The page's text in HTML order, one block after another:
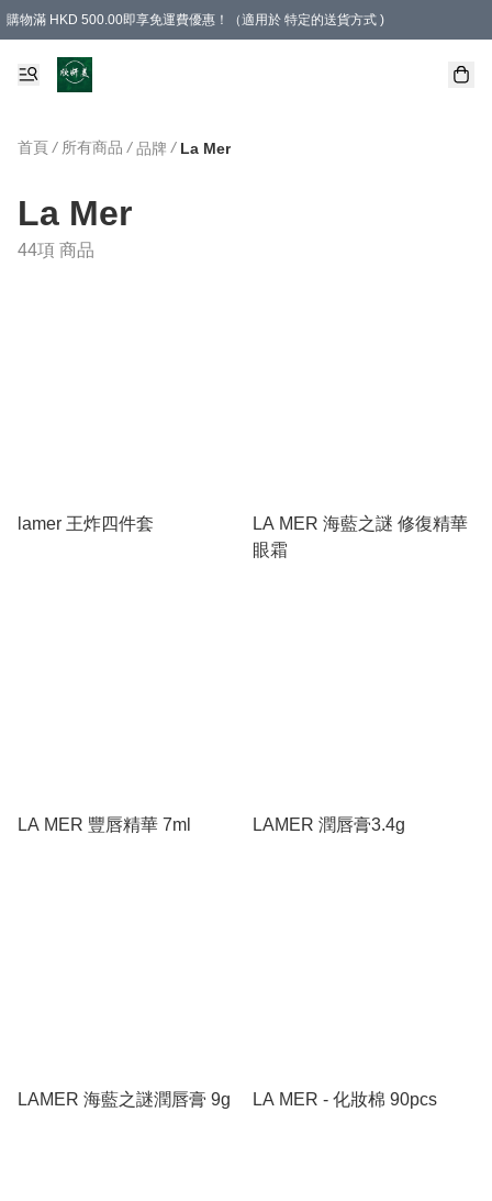
購物滿 HKD 500.00即享免運費優惠！（適用於 特定的送貨方式 )
首頁 / 所有商品 / 品牌 / La Mer
La Mer
44項 商品
lamer 王炸四件套
LA MER 海藍之謎 修復精華
眼霜
LA MER 豐唇精華 7ml LAMER 潤唇膏3.4g
LAMER 海藍之謎潤唇膏 9g LA MER - 化妝棉 90pcs